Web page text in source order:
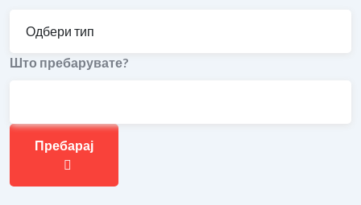
Што пребарувате?
Пребарај